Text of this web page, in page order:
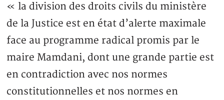
« la division des droits civils du ministère
de la Justice est en état d’alerte maximale
face au programme radical promis par le
maire Mamdani, dont une grande partie est
en contradiction avec nos normes
constitutionnelles et nos normes en